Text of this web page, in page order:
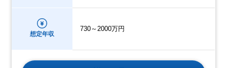
想定年収
730～2000万円